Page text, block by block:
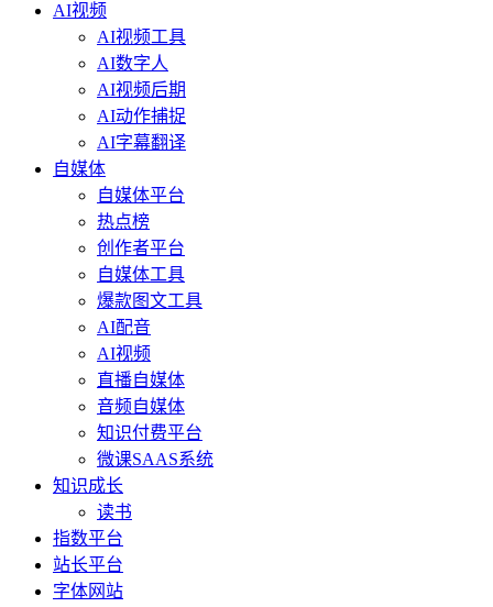
AI视频
AI视频工具
AI数字人
AI视频后期
AI动作捕捉
AI字幕翻译
自媒体
自媒体平台
热点榜
创作者平台
自媒体工具
爆款图文工具
AI配音
AI视频
直播自媒体
音频自媒体
知识付费平台
微课SAAS系统
知识成长
读书
指数平台
站长平台
字体网站